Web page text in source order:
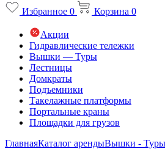
Избранное 0 Корзина 0
Акции
Гидравлические тележки
Вышки — Туры
Лестницы
Домкраты
Подъемники
Такелажные платформы
Портальные краны
Площадки для грузов
ГлавнаяКаталог арендыВышки - Туры